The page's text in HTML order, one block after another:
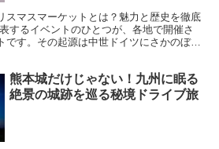
スマスマーケットとは？魅力と歴史を徹底
するイベントのひとつが、各地で開催さ
です。その起源は中世ドイツにさかのぼ
熊本城だけじゃない！九州に眠る
絶景の城跡を巡る秘境ドライブ旅